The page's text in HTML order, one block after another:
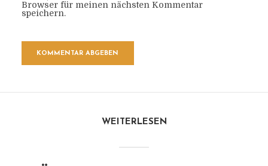
Browser für meinen nächsten Kommentar
speichern.
WEITERLESEN